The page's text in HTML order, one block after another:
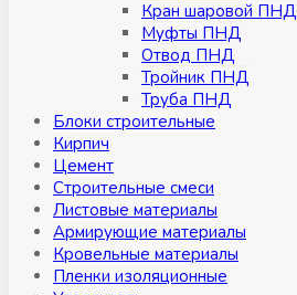
Кран шаровой ПНД
Муфты ПНД
Отвод ПНД
Тройник ПНД
Труба ПНД
Блоки строительные
Кирпич
Цемент
Строительные смеси
Листовые материалы
Армирующие материалы
Кровельные материалы
Пленки изоляционные